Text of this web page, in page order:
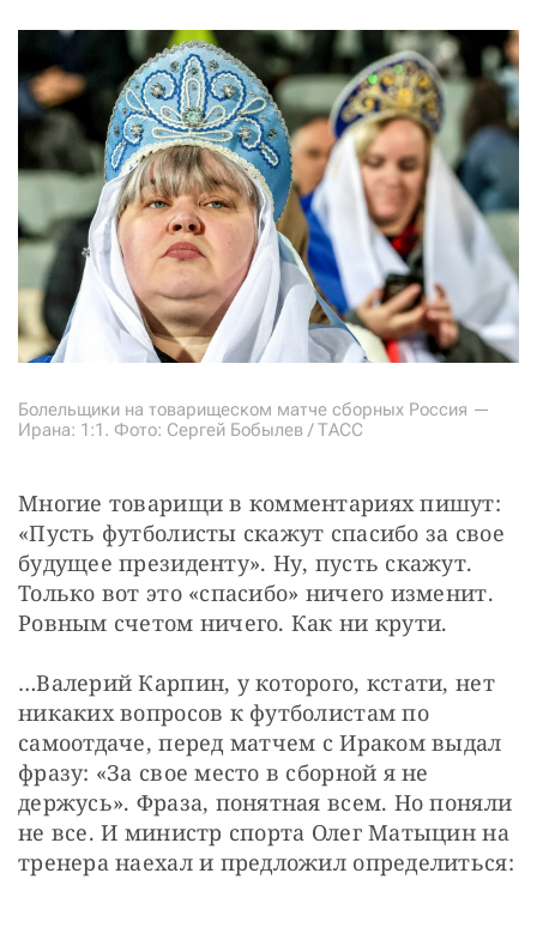
Болельщики на товарищеском матче сборных Россия —
Ирана: 1:1. Фото: Сергей Бобылев / ТАСС
Многие товарищи в комментариях пишут:
«Пусть футболисты скажут спасибо за свое
будущее президенту». Ну, пусть скажут.
Только вот это «спасибо» ничего изменит.
Ровным счетом ничего. Как ни крути.
…Валерий Карпин, у которого, кстати, нет
никаких вопросов к футболистам по
самоотдаче, перед матчем с Ираком выдал
фразу: «За свое место в сборной я не
держусь». Фраза, понятная всем. Но поняли
не все. И министр спорта Олег Матыцин на
тренера наехал и предложил определиться: